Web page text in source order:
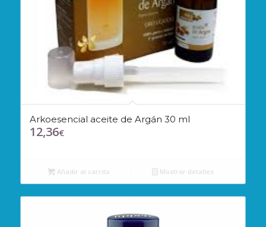
Arkoesencial aceite de Argán 30 ml
12,36€
Añadir al carrito Mostrar detalles